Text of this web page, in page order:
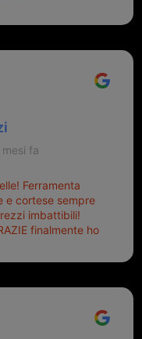
altro problema.
mesi fa
Ferramenta
e cortese sempre
imbattibili!
finalmente ho
loro sono riuscita